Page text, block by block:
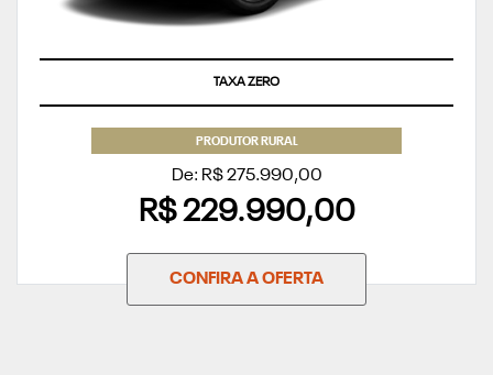
TAXA ZERO
PRODUTOR RURAL
De: R$ 275.990,00
R$ 229.990,00
CONFIRA A OFERTA